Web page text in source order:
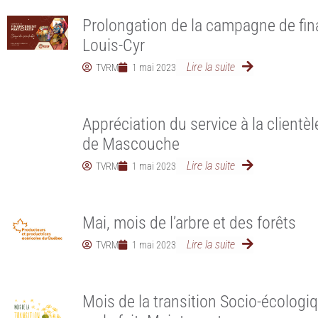
Prolongation de la campagne de
Louis-Cyr
TVRM 1 mai 2023 Lire la suite
Appréciation du service à la
de Mascouche
TVRM 1 mai 2023 Lire la suite
Mai, mois de l’arbre et des forêts
TVRM 1 mai 2023 Lire la suite
Mois de la transition Socio-